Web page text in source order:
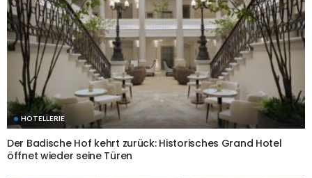
HOTELLERIE
Der Badische Hof kehrt zurück: Historisches Grand Hotel
öffnet wieder seine Türen